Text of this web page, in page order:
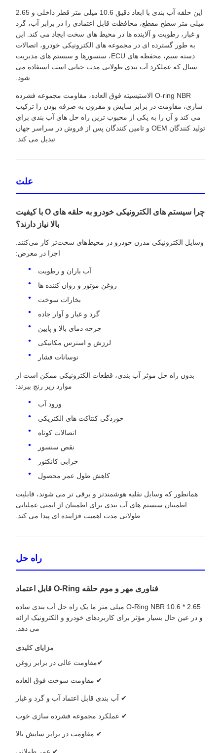
این حلقه آب بندی با ابعاد دقیق 10.6 میلی متر قطر داخلی و 2.65
میلی متر سطح مقطع، محافظت قابل اعتمادی را در برابر آب، گرد
و غبار، رطوبت و آلاینده ها در محیط های سخت ایجاد می کند. این
به طور گسترده ای در مجموعه های الکترونیکی خودرو، اتصالات
دسته سیم، محفظه های ECU، سنسورها و سیستم های مدیریت
سیال که عملکرد آب بندی طولانی مدت حیاتی است استفاده می
شود.
O-ring NBR الاستیسیته فوق العاده، مقاومت مجموعه فشرده
سازی، مقاومت در برابر سایش و مقرون به صرفه بودن را ترکیب
می کند و آن را به یکی از محبوب ترین راه حل های آب بندی برای
تولید کنندگان OEM و تامین کنندگان پس از فروش در سراسر جهان
تبدیل می کند.
علت
چرا سیستم های الکترونیکی خودرو به حلقه های O با کیفیت
بالا نیاز دارند؟
وسایل الکترونیکی مدرن خودرو در محیط‌های سخت‌تر کار می‌کنند.
اجزا در معرض:
آب باران و رطوبت
روغن موتور و روان کننده ها
بخارات سوخت
گرد و غبار و آوار جاده
چرخه دمای بالا و پایین
لرزش و استرس مکانیکی
نوسانات فشار
بدون راه حل موثر آب بندی، قطعات الکترونیکی ممکن است از
موارد زیر رنج ببرند:
ورود آب
خوردگی کنتاکت های الکتریکی
اتصالات کوتاه
نقص سنسور
خرابی کانکتور
کاهش طول عمر محصول
همانطور که وسایل نقلیه هوشمندتر و برقی تر می شوند، قابلیت
اطمینان سیستم های آب بندی برای اطمینان از ایمنی عملیاتی
طولانی مدت اهمیت فزاینده ای پیدا می کند.
راه حل
فناوری مهر و موم حلقه O-Ring قابل اعتماد
O-Ring NBR 10.6 * 2.65 میلی متر ما یک راه حل آب بندی ساده
و در عین حال بسیار مؤثر برای کاربردهای خودرو و الکترونیک ارائه
می دهد.
مزایای کلیدی
✔مقاومت عالی در برابر روغن
✔ مقاومت سوخت فوق العاده
✔ آب بندی قابل اعتماد آب و گرد و غبار
✔ عملکرد مجموعه فشرده سازی خوب
✔ مقاومت در برابر سایش بالا